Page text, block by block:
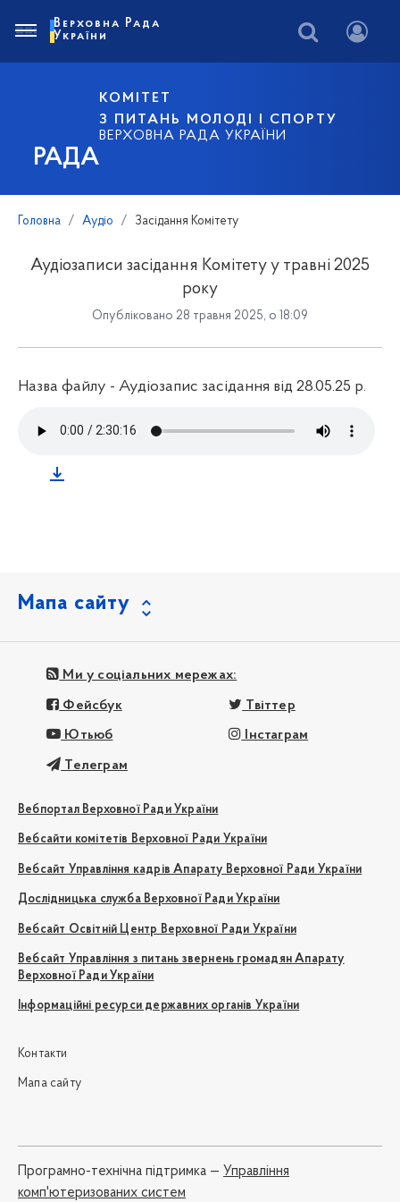
РАДА
КОМІТЕТ
З ПИТАНЬ МОЛОДІ І СПОРТУ
ВЕРХОВНА РАДА УКРАЇНИ
Верховна Рада
України
Головна Аудіо Засідання Комітету
Аудіозаписи засідання Комітету у травні 2025
року
Опубліковано 28 травня 2025, о 18:09
Назва файлу - Аудіозапис засідання від 28.05.25 р.
Мапа сайту
Ми у соціальних мережах:
Фейсбук Твіттер
Ютьюб Інстаграм
Телеграм
Вебпортал Верховної Ради України
Вебсайти комітетів Верховної Ради України
Вебсайт Управління кадрів Апарату Верховної Ради України
Дослідницька служба Верховної Ради України
Вебсайт Освітній Центр Верховної Ради України
Вебсайт Управління з питань звернень громадян Апарату
Верховної Ради України
Інформаційні ресурси державних органів України
Контакти
Мапа сайту
Програмно-технічна підтримка — Управління
комп'ютеризованих систем